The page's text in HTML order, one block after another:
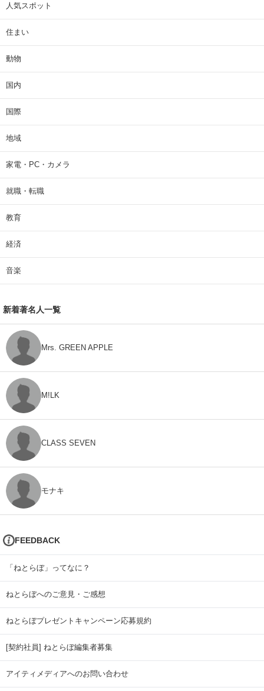
人気スポット
住まい
動物
国内
国際
地域
家電・PC・カメラ
就職・転職
教育
経済
音楽
新着著名人一覧
Mrs. GREEN APPLE
M!LK
CLASS SEVEN
モナキ
FEEDBACK
「ねとらぼ」ってなに？
ねとらぼへのご意見・ご感想
ねとらぼプレゼントキャンペーン応募規約
[契約社員] ねとらぼ編集者募集
アイティメディアへのお問い合わせ